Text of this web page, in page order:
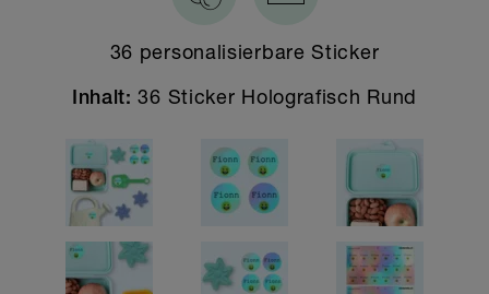
Alle Aufkleber für Gegenstände
Breite Sticker
Schmale Sticker
Kleine Sticker
XXL Sticker
Reflektierende Aufkleber
Holografische Universalsticker
36 personalisierbare Sticker
Inhalt: 36 Sticker Holografisch Rund